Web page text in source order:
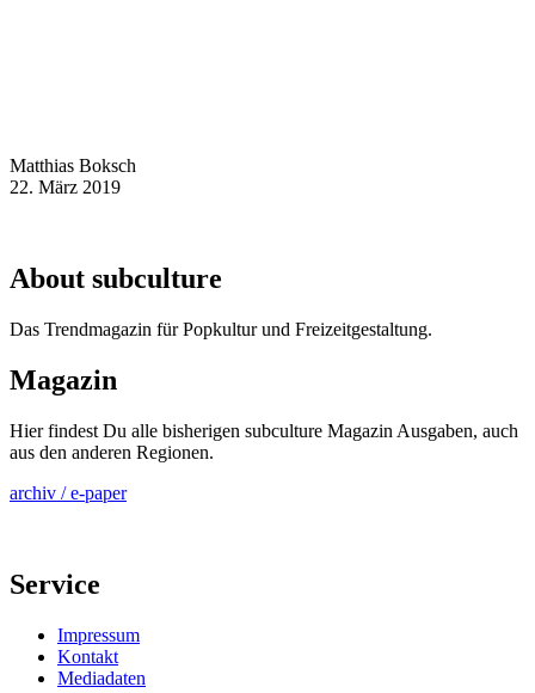
Matthias Boksch
22. März 2019
About subculture
Das Trendmagazin für Popkultur und Freizeitgestaltung.
Magazin
Hier findest Du alle bisherigen subculture Magazin Ausgaben, auch
aus den anderen Regionen.
archiv / e-paper
Service
Impressum
Kontakt
Mediadaten